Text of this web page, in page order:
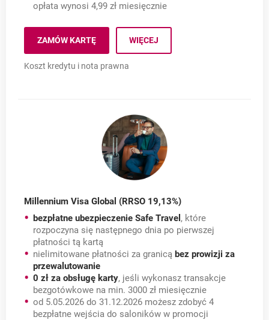
opłata wynosi 4,99 zł miesięcznie
ZAMÓW KARTĘMILLENNIUM VISA/MASTERCARD (RRSO 17,96%)
OTWIERA SIĘ W NOWEJ KARCIE
WIĘCEJ
Koszt kredytu i nota prawna
Millennium Visa Global (RRSO 19,13%)
bezpłatne ubezpieczenie Safe Travel , które
rozpoczyna się następnego dnia po pierwszej
płatności tą kartą
nielimitowane płatności za granicą bez prowizji za
przewalutowanie
0 zł za obsługę karty, jeśli wykonasz transakcje
bezgotówkowe na min. 3000 zł miesięcznie
od 5.05.2026 do 31.12.2026 możesz zdobyć 4
bezpłatne wejścia do saloników w promocji